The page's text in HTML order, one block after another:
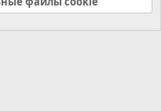
Главная
R